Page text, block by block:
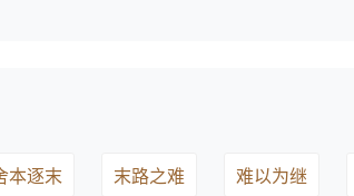
本逐末 末路之难 难以为继